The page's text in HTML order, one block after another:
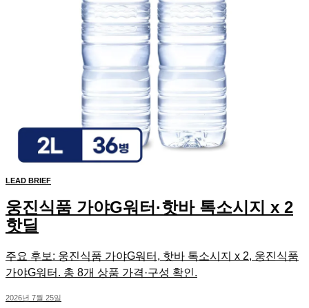
LEAD BRIEF
웅진식품 가야G워터·핫바 톡소시지 x 2
핫딜
주요 후보: 웅진식품 가야G워터, 핫바 톡소시지 x 2, 웅진식품
가야G워터. 총 8개 상품 가격·구성 확인.
2026년 7월 25일